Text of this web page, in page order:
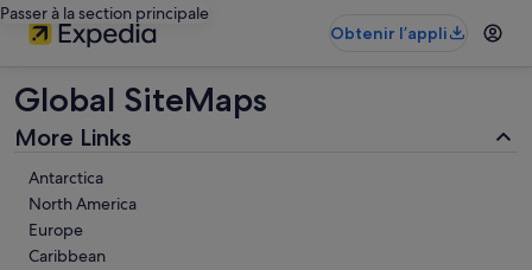
Passer à la section principale
Obtenir l’appli
Global SiteMaps
More Links
Antarctica
North America
Europe
Caribbean